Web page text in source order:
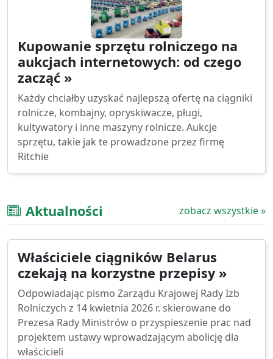
Kupowanie sprzętu rolniczego na
aukcjach internetowych: od czego
zacząć »
Każdy chciałby uzyskać najlepszą ofertę na ciągniki
rolnicze, kombajny, opryskiwacze, pługi,
kultywatory i inne maszyny rolnicze. Aukcje
sprzętu, takie jak te prowadzone przez firmę
Ritchie
Aktualności zobacz wszystkie »
Właściciele ciągników Belarus
czekają na korzystne przepisy »
Odpowiadając pismo Zarządu Krajowej Rady Izb
Rolniczych z 14 kwietnia 2026 r. skierowane do
Prezesa Rady Ministrów o przyspieszenie prac nad
projektem ustawy wprowadzającym abolicję dla
właścicieli